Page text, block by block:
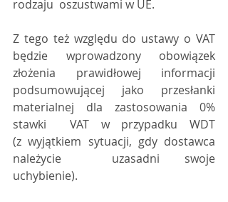
rodzaju  oszustwami w UE.
Z tego też względu do ustawy o VAT
będzie wprowadzony obowiązek
złożenia prawidłowej informacji
podsumowującej jako przesłanki
materialnej dla zastosowania 0%
stawki  VAT w przypadku WDT
(z wyjątkiem sytuacji, gdy dostawca
należycie  uzasadni swoje
uchybienie).